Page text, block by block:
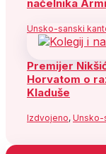
načelnika
Unsko-sanski
Premijer
Horvatom o
Kladuše
Izdvojeno, Unsko-